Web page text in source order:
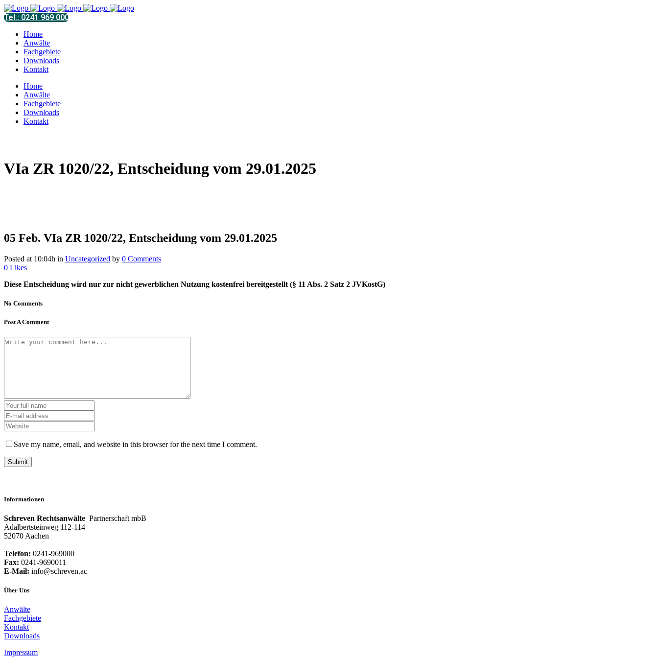
Tel.: 0241 969 000
Home
Anwälte
Fachgebiete
Downloads
Kontakt
Home
Anwälte
Fachgebiete
Downloads
Kontakt
VIa ZR 1020/22, Entscheidung vom 29.01.2025
05 Feb. VIa ZR 1020/22, Entscheidung vom 29.01.2025
Posted at 10:04h in Uncategorized by 0 Comments
0 Likes
Diese Entscheidung wird nur zur nicht gewerblichen Nutzung kostenfrei bereitgestellt (§ 11 Abs. 2 Satz 2 JVKostG)
No Comments
Post A Comment
Save my name, email, and website in this browser for the next time I comment.
Informationen
Schreven Rechtsanwälte Partnerschaft mbB
Adalbertsteinweg 112-114
52070 Aachen
Telefon: 0241-969000
Fax: 0241-9690011
E-Mail: info@schreven.ac
Über Uns
Anwälte
Fachgebiete
Kontakt
Downloads
Impressum